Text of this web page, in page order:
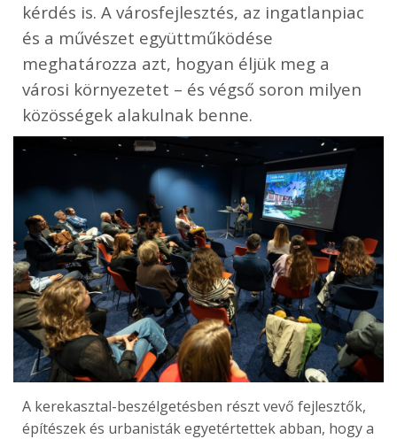
kérdés is. A városfejlesztés, az ingatlanpiac
és a művészet együttműködése
meghatározza azt, hogyan éljük meg a
városi környezetet – és végső soron milyen
közösségek alakulnak benne.
A kerekasztal-beszélgetésben részt vevő fejlesztők,
építészek és urbanisták egyetértettek abban, hogy a